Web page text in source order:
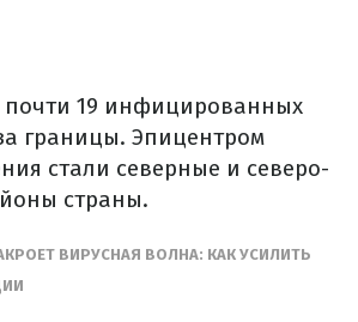
почти 19 инфицированных
границы. Эпицентром
стали северные и северо-
страны.
ВИРУСНАЯ ВОЛНА: КАК УСИЛИТЬ